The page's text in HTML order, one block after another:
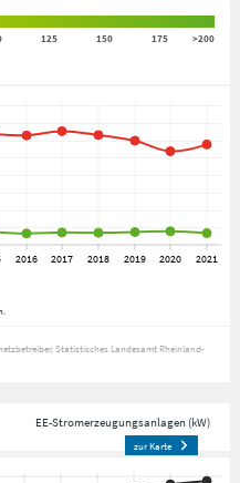
125 150 175
>200
Statistisches Landesamt Rheinland-
EE-Stromerzeugungsanlagen (kW)
zur Karte